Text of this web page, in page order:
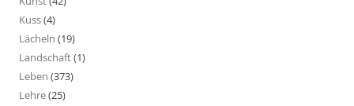
Kuss(4)
Lächeln (19)
Landschaft(1)
Leben (373)
Lehre(25)